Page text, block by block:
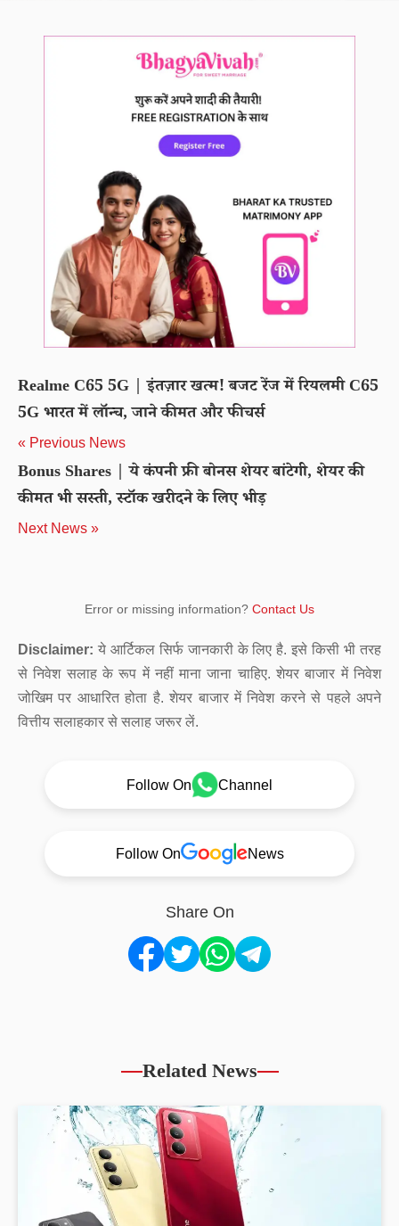
Realme C65 5G | इंतज़ार खत्म! बजट रेंज में रियलमी C65
5G भारत में लॉन्च, जाने कीमत और फीचर्स
« Previous News
Bonus Shares | ये कंपनी फ्री बोनस शेयर बांटेगी, शेयर की
कीमत भी सस्ती, स्टॉक खरीदने के लिए भीड़
Next News »
Error or missing information? Contact Us
Disclaimer: ये आर्टिकल सिर्फ जानकारी के लिए है. इसे किसी भी तरह
से निवेश सलाह के रूप में नहीं माना जाना चाहिए. शेयर बाजार में निवेश
जोखिम पर आधारित होता है. शेयर बाजार में निवेश करने से पहले अपने
वित्तीय सलाहकार से सलाह जरूर लें.
Follow On Channel
Follow On News
Share On
Related News